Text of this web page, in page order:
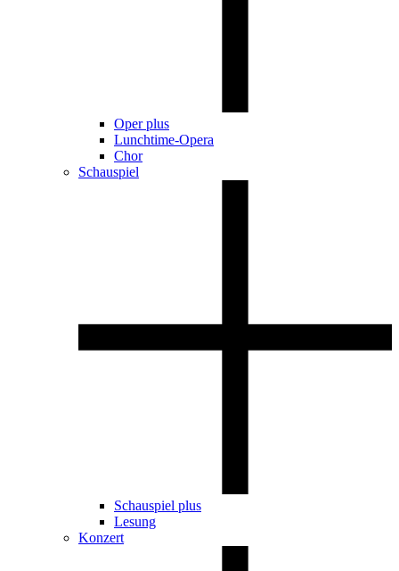
Oper plus
Lunchtime-Opera
Chor
Schauspiel
Schauspiel plus
Lesung
Konzert